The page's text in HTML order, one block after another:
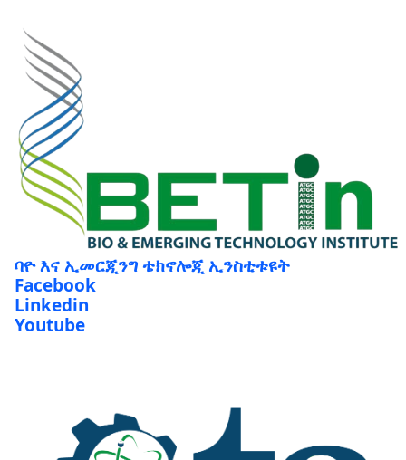
ባዮ እና ኢመርጂንግ ቴክኖሎጂ ኢንስቲቱዩት
Facebook
Linkedin
Youtube